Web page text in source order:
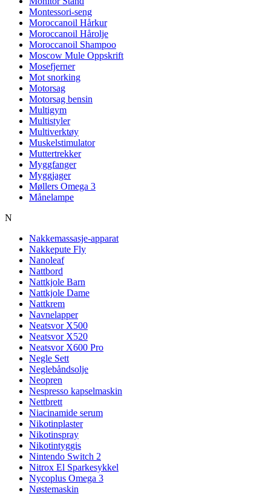
Montessori-seng
Moroccanoil Hårkur
Moroccanoil Hårolje
Moroccanoil Shampoo
Moscow Mule Oppskrift
Mosefjerner
Mot snorking
Motorsag
Motorsag bensin
Multigym
Multistyler
Multiverktøy
Muskelstimulator
Muttertrekker
Myggfanger
Myggjager
Møllers Omega 3
Månelampe
N
Nakkemassasje-apparat
Nakkepute Fly
Nanoleaf
Nattbord
Nattkjole Barn
Nattkjole Dame
Nattkrem
Navnelapper
Neatsvor X500
Neatsvor X520
Neatsvor X600 Pro
Negle Sett
Neglebåndsolje
Neopren
Nespresso kapselmaskin
Nettbrett
Niacinamide serum
Nikotinplaster
Nikotinspray
Nikotintyggis
Nintendo Switch 2
Nitrox El Sparkesykkel
Nycoplus Omega 3
Nøstemaskin